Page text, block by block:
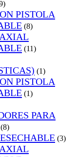
PISTOLA
(8)
(11)
(1)
PISTOLA
(1)
PARA
(8)
(3)